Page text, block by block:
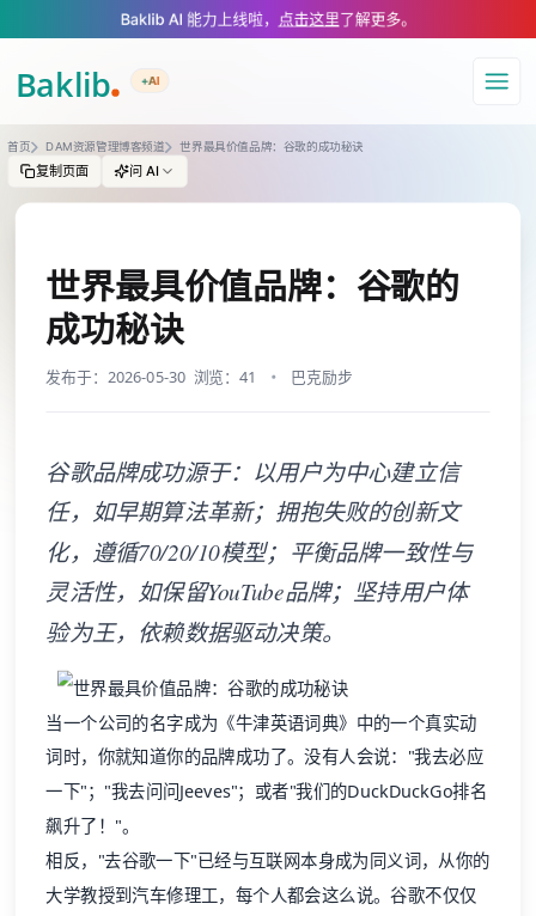
A Markdown version of this page is available at https://
Baklib AI 能力上线啦， 点击这里了解更多。
+AI
导航
首页 DAM资源管理博客频道 世界最具价值品牌：谷歌的成功秘诀
复制页面 问 AI
世界最具价值品牌：谷歌的
成功秘诀
发布于：2026-05-30 浏览：41 巴克励步
谷歌品牌成功源于：以用户为中心建立信
任，如早期算法革新；拥抱失败的创新文
化，遵循70/20/10模型；平衡品牌一致性与
灵活性，如保留YouTube品牌；坚持用户体
验为王，依赖数据驱动决策。
当一个公司的名字成为《牛津英语词典》中的一个真实动
词时，你就知道你的品牌成功了。没有人会说："我去必应
一下"；"我去问问Jeeves"；或者"我们的DuckDuckGo排名
飙升了！"。
相反，"去谷歌一下"已经与互联网本身成为同义词，从你的
大学教授到汽车修理工，每个人都会这么说。谷歌不仅仅